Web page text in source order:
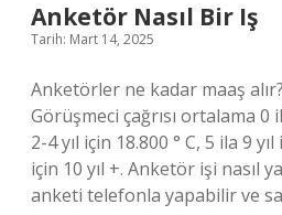
Anketör Nasıl Bir Iş
Tarih: Mart 14, 2025
Anketörler ne kadar maaş
Görüşmeci çağrısı ortalama 0
2-4 yıl için 18.800 ° C, 5 ila 9
için 10 yıl +. Anketör işi nasıl
anketi telefonla yapabilir ve